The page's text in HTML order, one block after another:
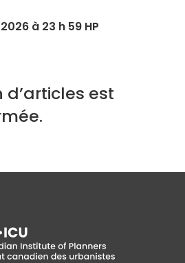
à 23 h 59 HP
d’articles est